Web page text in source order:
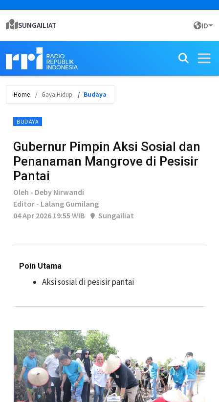
SUNGAILIAT ID
Home Gaya Hidup Budaya
BUDAYA
Gubernur Pimpin Aksi Sosial dan
Penanaman Mangrove di Pesisir
Pantai
Oleh - Deby Nirwandi
Editor - Lalang Gumilang
04 Apr 2026 19:55 WIB
Sungailiat
Poin Utama
Aksi sosial di pesisir pantai